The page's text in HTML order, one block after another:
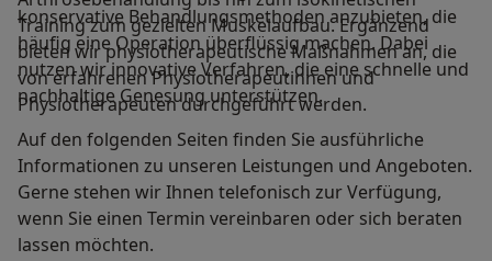
Training zum gezielten Muskelaufbau. Ergänzend
bieten wir physiotherapeutische Maßnahmen an, die
von erfahrenen Physiotherapeutinnen und
Physiotherapeuten durchgeführt werden.
konservative Behandlungsmethoden anzubieten, die
häufig eine Operation überflüssig machen. Dabei
nutzen wir innovative Verfahren, die eine schnelle und
nachhaltige Genesung unterstützen.
Auf den folgenden Seiten finden Sie ausführliche
Informationen zu unseren Leistungen und Angeboten.
Gerne stehen wir Ihnen telefonisch zur Verfügung,
wenn Sie einen Termin vereinbaren oder sich beraten
lassen möchten.